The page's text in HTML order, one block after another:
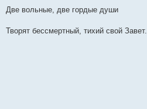
Две вольные, две гордые души
Творят бессмертный, тихий свой Завет.